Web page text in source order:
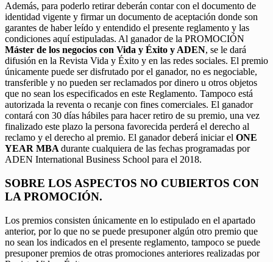
Además, para poderlo retirar deberán contar con el documento de
identidad vigente y firmar un documento de aceptación donde son
garantes de haber leído y entendido el presente reglamento y las
condiciones aquí estipuladas. Al ganador de la PROMOCIÓN
Máster de los negocios con Vida y Éxito y ADEN, se le dará
difusión en la Revista Vida y Éxito y en las redes sociales. El premio
únicamente puede ser disfrutado por el ganador, no es negociable,
transferible y no pueden ser reclamados por dinero u otros objetos
que no sean los especificados en este Reglamento. Tampoco está
autorizada la reventa o recanje con fines comerciales. El ganador
contará con 30 días hábiles para hacer retiro de su premio, una vez
finalizado este plazo la persona favorecida perderá el derecho al
reclamo y el derecho al premio. El ganador deberá iniciar el ONE
YEAR MBA durante cualquiera de las fechas programadas por
ADEN International Business School para el 2018.
SOBRE LOS ASPECTOS NO CUBIERTOS CON
LA PROMOCIÓN.
Los premios consisten únicamente en lo estipulado en el apartado
anterior, por lo que no se puede presuponer algún otro premio que
no sean los indicados en el presente reglamento, tampoco se puede
presuponer premios de otras promociones anteriores realizadas por